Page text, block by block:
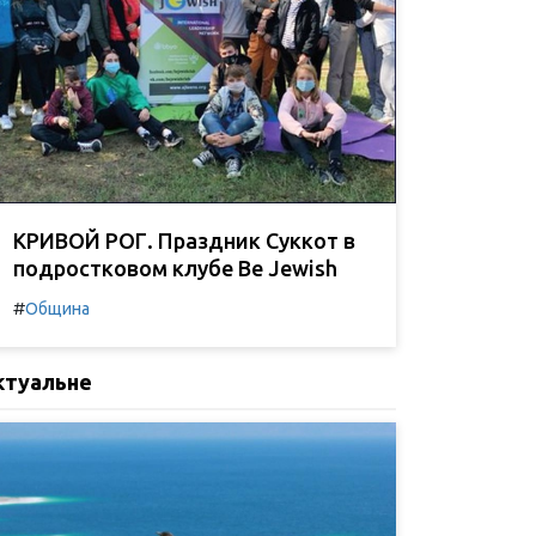
КРИВОЙ РОГ. Праздник Суккот в
подростковом клубе Be Jewish
#Община